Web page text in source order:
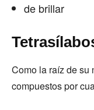
de brillar
Como la raíz de su
compuestos por